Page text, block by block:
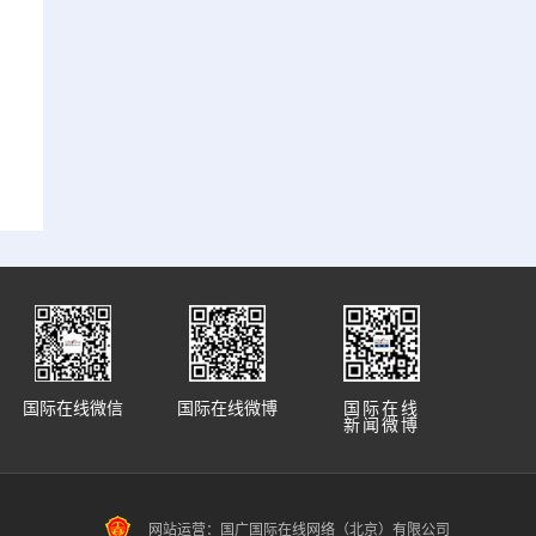
国际在线
新闻微博
国际在线微博
国际在线微信
网站运营：国广国际在线网络（北京）有限公司